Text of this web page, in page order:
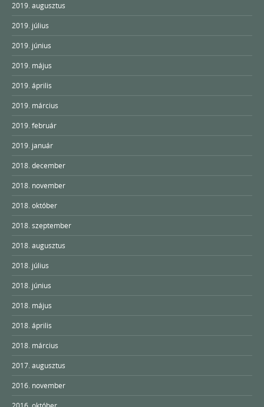
2019. augusztus
2019. július
2019. június
2019. május
2019. április
2019. március
2019. február
2019. január
2018. december
2018. november
2018. október
2018. szeptember
2018. augusztus
2018. július
2018. június
2018. május
2018. április
2018. március
2017. augusztus
2016. november